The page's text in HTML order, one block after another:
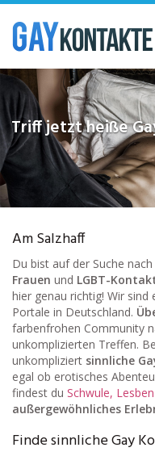
Skip
main
content
Triff jetzt heiße
Am Salzhaff
Du bist auf der Suche nach
Frauen und LGBT-
hier genau richtig! Wir sind
Portale in Deutschland.
farbenfrohen Community
unkomplizierten Treffen.
unkompliziert sinnliche
egal ob erotisches
findest du Schwule,
außergewöhnliches
Finde sinnliche Gay